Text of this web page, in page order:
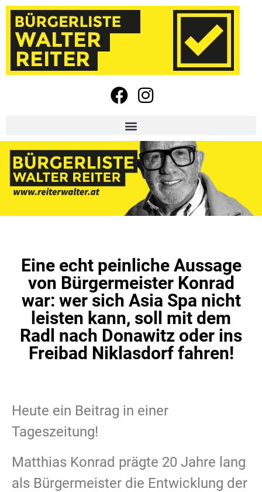
Eine echt peinliche Aussage
von Bürgermeister Konrad
war: wer sich Asia Spa nicht
leisten kann, soll mit dem
Radl nach Donawitz oder ins
Freibad Niklasdorf fahren!
Heute ein Beitrag in einer
Tageszeitung!
Matthias Konrad prägte 20 Jahre lang
als Bürgermeister die Entwicklung der